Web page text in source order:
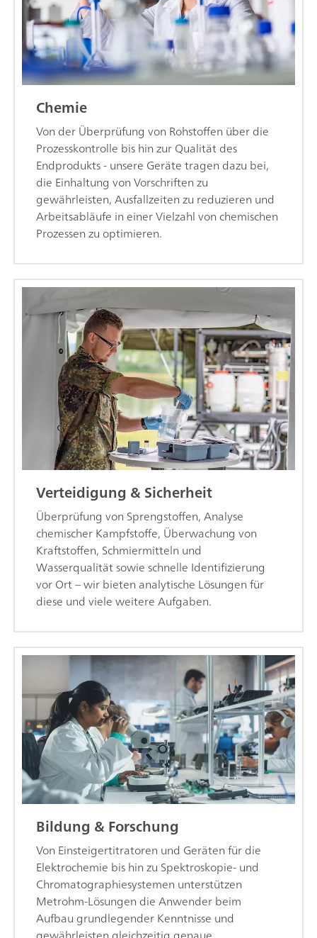
Chemie
Von der Überprüfung von Rohstoffen über die
Prozesskontrolle bis hin zur Qualität des
Endprodukts - unsere Geräte tragen dazu bei,
die Einhaltung von Vorschriften zu
gewährleisten, Ausfallzeiten zu reduzieren und
Arbeitsabläufe in einer Vielzahl von chemischen
Prozessen zu optimieren.
Verteidigung & Sicherheit
Überprüfung von Sprengstoffen, Analyse
chemischer Kampfstoffe, Überwachung von
Kraftstoffen, Schmiermitteln und
Wasserqualität sowie schnelle Identifizierung
vor Ort – wir bieten analytische Lösungen für
diese und viele weitere Aufgaben.
Bildung & Forschung
Von Einsteigertitratoren und Geräten für die
Elektrochemie bis hin zu Spektroskopie- und
Chromatographiesystemen unterstützen
Metrohm-Lösungen die Anwender beim
Aufbau grundlegender Kenntnisse und